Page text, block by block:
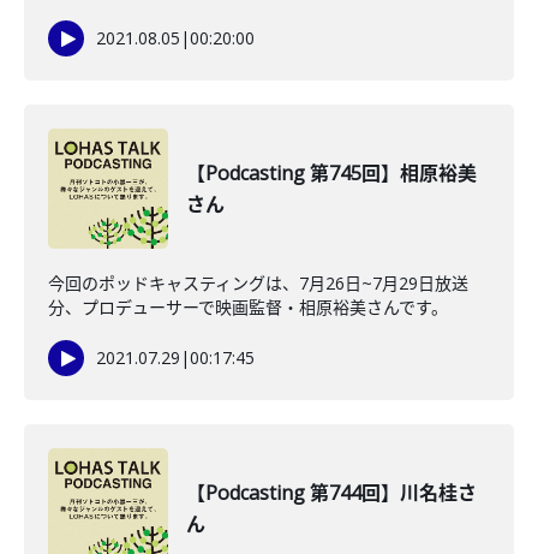
2021.08.05 |00:20:00
【Podcasting 第745回】相原裕美
さん
今回のポッドキャスティングは、7月26日~7月29日放送
分、プロデューサーで映画監督・相原裕美さんです。
2021.07.29 |00:17:45
【Podcasting 第744回】川名桂さ
ん